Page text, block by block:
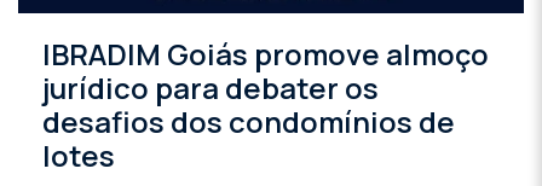
IBRADIM Goiás promove almoço
jurídico para debater os
desafios dos condomínios de
lotes